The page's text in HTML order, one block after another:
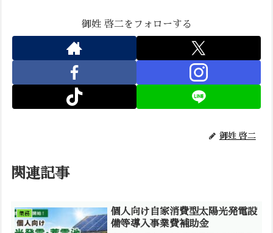
御姓 啓二をフォローする
御姓 啓二
関連記事
業務
個人向け自家消費型太陽光発電設
備等導入事業費補助金